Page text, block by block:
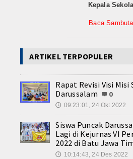
Kepala
Baca
ARTIKEL TERPOPULER
Rapat Revisi Visi Misi
Darussalam
0
🕔 09:23:01, 24 Okt 2022
Siswa Puncak
Lagi di Kejurnas VI
2022 di Batu Jawa
🕔 10:14:43, 24 Des 2022